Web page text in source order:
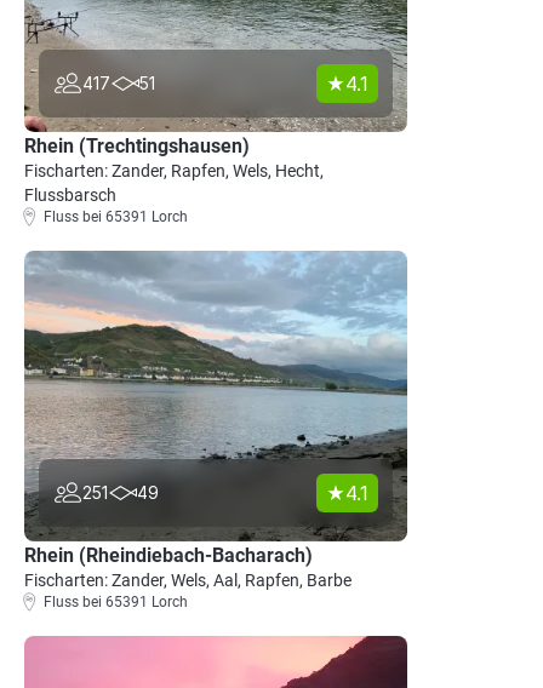
417 51 4.1
Rhein (Trechtingshausen)
Fischarten: Zander, Rapfen, Wels, Hecht,
Flussbarsch
Fluss bei 65391 Lorch
251 49 4.1
Rhein (Rheindiebach-Bacharach)
Fischarten: Zander, Wels, Aal, Rapfen, Barbe
Fluss bei 65391 Lorch